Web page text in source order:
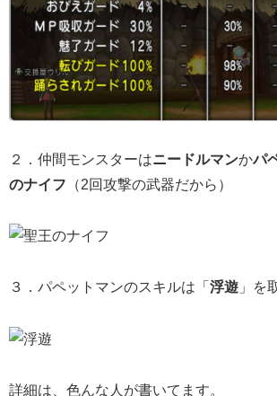
２．仲間モンスターはニードルマンかパ
のナイフ （2回攻撃の武器だから）
３．パペットマンのスキルは「 浮遊 」を
詳細は、色んな人が書いてます。